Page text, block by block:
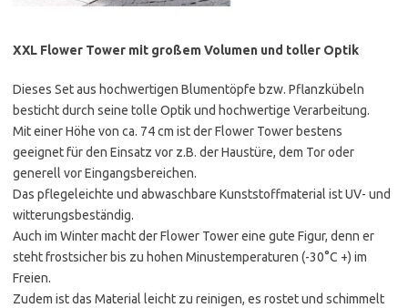
XXL Flower Tower mit großem Volumen und toller Optik
Dieses Set aus hochwertigen Blumentöpfe bzw. Pflanzkübeln
besticht durch seine tolle Optik und hochwertige Verarbeitung.
Mit einer Höhe von ca. 74 cm ist der Flower Tower bestens
geeignet für den Einsatz vor z.B. der Haustüre, dem Tor oder
generell vor Eingangsbereichen.
Das pflegeleichte und abwaschbare Kunststoffmaterial ist UV- und
witterungsbeständig.
Auch im Winter macht der Flower Tower eine gute Figur, denn er
steht frostsicher bis zu hohen Minustemperaturen (-30°C +) im
Freien.
Zudem ist das Material leicht zu reinigen, es rostet und schimmelt